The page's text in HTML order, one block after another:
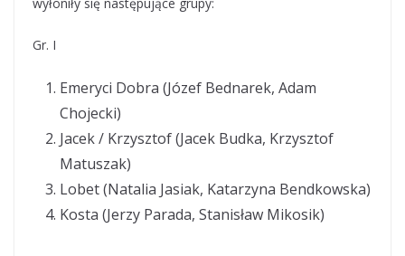
Gr. I
Emeryci Dobra (Józef Bednarek, Adam
Chojecki)
Jacek / Krzysztof (Jacek Budka, Krzysztof
Matuszak)
Lobet (Natalia Jasiak, Katarzyna Bendkowska)
Kosta (Jerzy Parada, Stanisław Mikosik)